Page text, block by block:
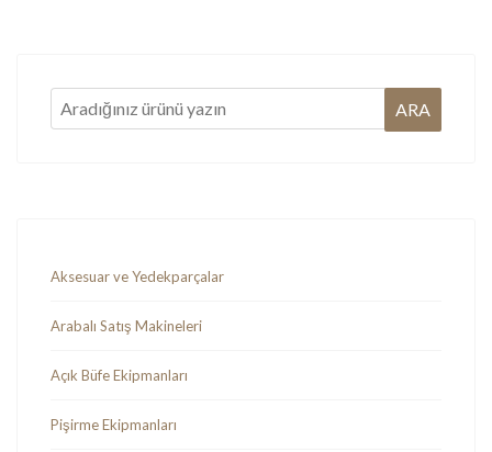
Aksesuar ve Yedekparçalar
Arabalı Satış Makineleri
Açık Büfe Ekipmanları
Pişirme Ekipmanları